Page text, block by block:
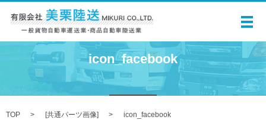
メ
icon_facebook
TOP [共通パーツ画像] icon_facebook